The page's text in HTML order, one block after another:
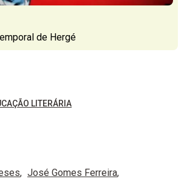
de Hergé
LITERÁRIA
José Gomes Ferreira